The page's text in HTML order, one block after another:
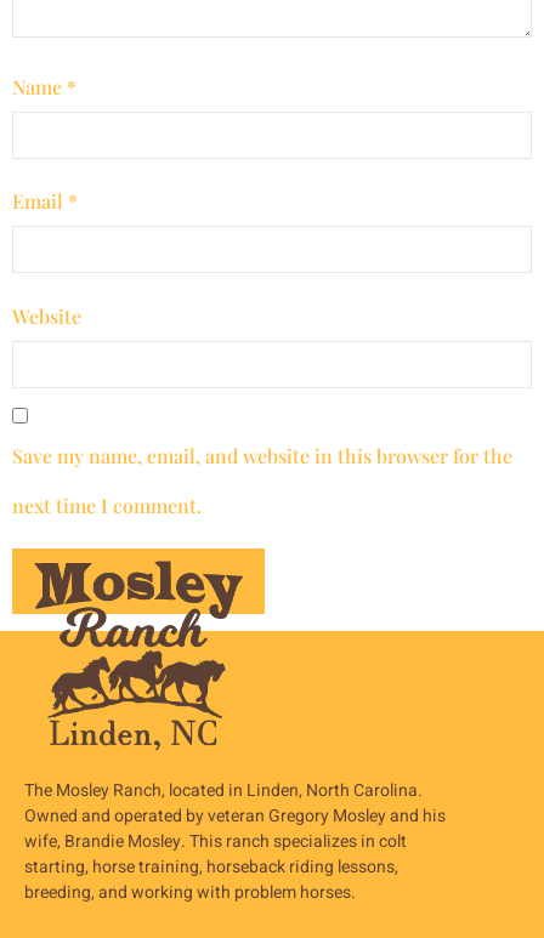
Name *
Email *
Website
Save my name, email, and website in this browser for the
next time I comment.
The Mosley Ranch, located in Linden, North Carolina.
Owned and operated by veteran Gregory Mosley and his
wife, Brandie Mosley. This ranch specializes in colt
starting, horse training, horseback riding lessons,
breeding, and working with problem horses.